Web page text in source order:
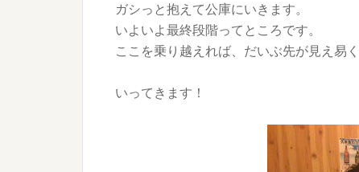
ガシっと抱えて公庫にいきます。
いよいよ最終段階ってところです。
ここを乗り越えれば、だいぶ先が見え易く
いってきます！